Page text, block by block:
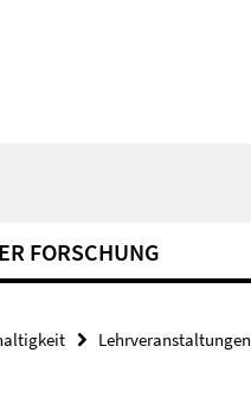
FORSCHUNG
Lehrveranstaltungen